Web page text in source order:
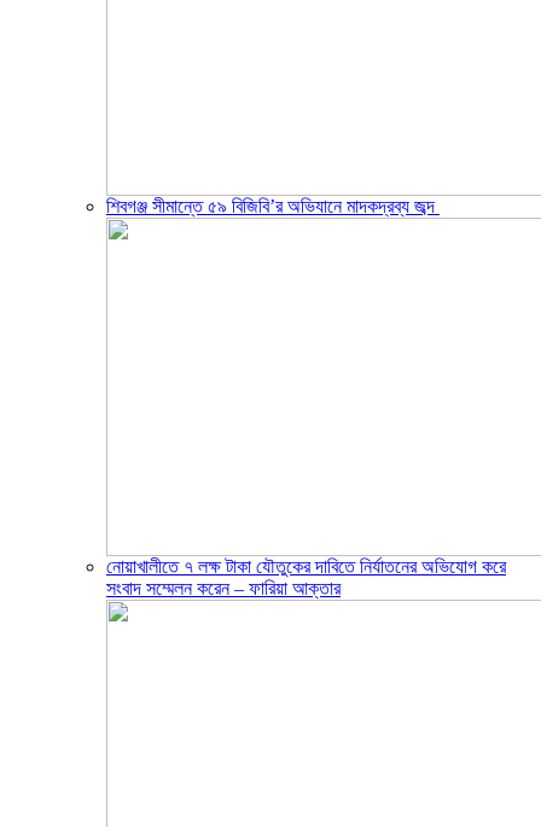
শিবগঞ্জ সীমান্তে ৫৯ বিজিবি’র অভিযানে মাদকদ্রব্য জব্দ ​
নোয়াখালীতে ৭ লক্ষ টাকা যৌতুকের দাবিতে নির্যাতনের অভিযোগ করে
সংবাদ সম্মেলন করেন – ফারিয়া আক্তার